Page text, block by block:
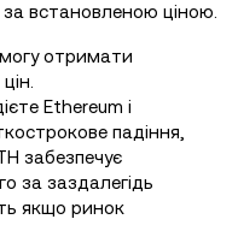
встановленою ціною.
отримати
Ethereum і
падіння,
забезпечує
за заздалегідь
якщо ринок